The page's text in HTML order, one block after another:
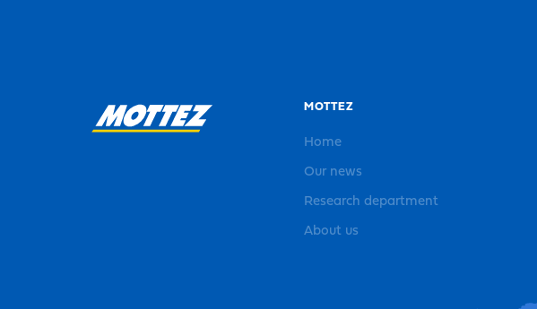
MOTTEZ
Home
Our news
Research department
About us